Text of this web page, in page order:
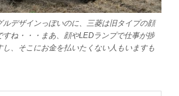
ルデザインっぽいのに、三菱は旧タイプの顔
すね・・・まあ、顔やLEDランプで仕事が捗
し、そこにお金を払いたくない人もいますも